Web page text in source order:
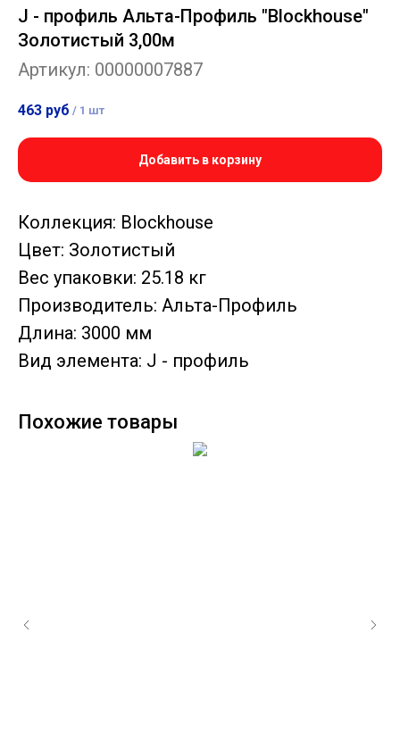
J - профиль Альта-Профиль "Blockhouse"
Золотистый 3,00м
Артикул: 00000007887
463 руб / 1 шт
Добавить в корзину
Коллекция: Blockhouse
Цвет: Золотистый
Вес упаковки: 25.18 кг
Производитель: Альта-Профиль
Длина: 3000 мм
Вид элемента: J - профиль
Похожие товары